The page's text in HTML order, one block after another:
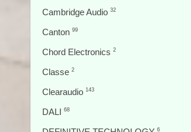
Cambridge Audio 32
Canton 99
Chord Electronics 2
Classe 2
Clearaudio 143
DALI 68
6